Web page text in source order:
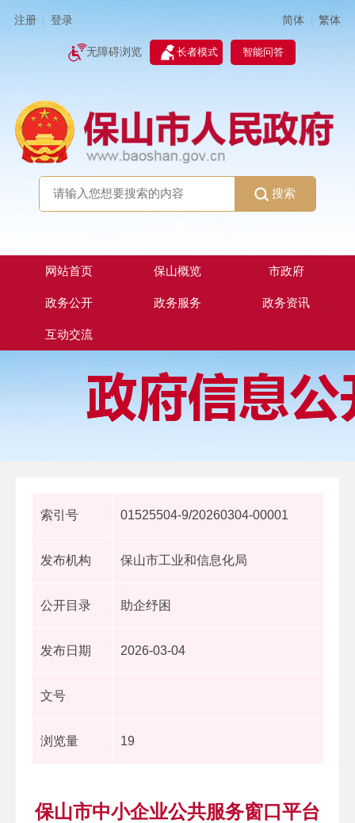
注册 登录 简体 | 繁体
无障碍浏览 长者模式 智能问答
搜索
网站首页 保山概览 市政府
政务公开 政务服务 政务资讯
互动交流
索引号 01525504-9/20260304-00001
发布机构 保山市工业和信息化局
公开目录 助企纾困
发布日期 2026-03-04
文号
浏览量 19
保山市中小企业公共服务窗口平台